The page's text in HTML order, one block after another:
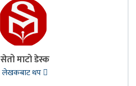
सेतो माटो डेस्क
लेखकबाट थप